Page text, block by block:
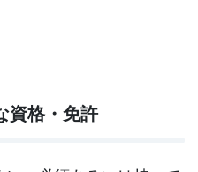
資格・免許